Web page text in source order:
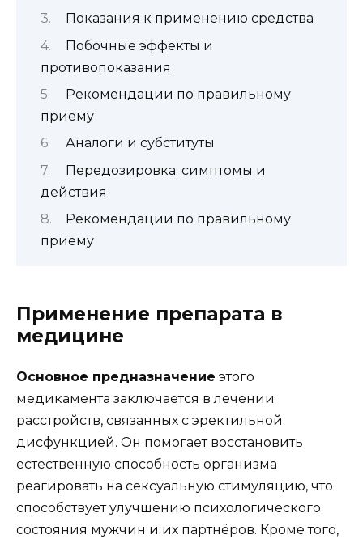
Показания к применению средства
Побочные эффекты и
противопоказания
Рекомендации по правильному
приему
Аналоги и субституты
Передозировка: симптомы и
действия
Рекомендации по правильному
приему
Применение препарата в
медицине
Основное предназначение этого
медикамента заключается в лечении
расстройств, связанных с эректильной
дисфункцией. Он помогает восстановить
естественную способность организма
реагировать на сексуальную стимуляцию, что
способствует улучшению психологического
состояния мужчин и их партнёров. Кроме того,